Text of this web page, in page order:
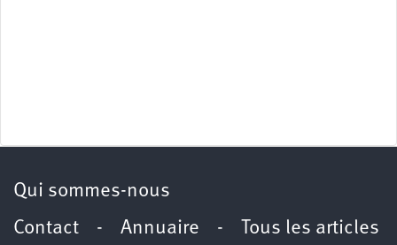
Qui sommes-nous
Contact - Annuaire -
Tous les articles